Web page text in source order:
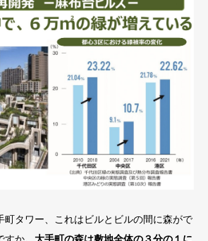
町タワー、これはビルとビルの間に森がで